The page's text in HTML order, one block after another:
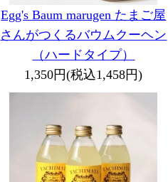
Egg's Baum marugen たまご屋
さんがつくるバウムクーヘン
（ハードタイプ）
1,350円(税込1,458円)